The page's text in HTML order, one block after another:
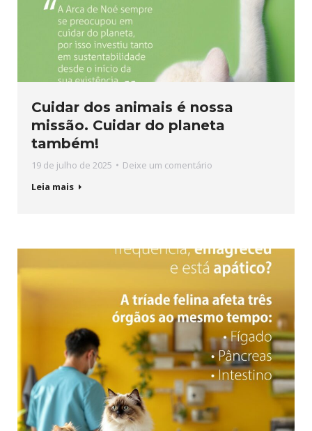
Cuidar dos animais é nossa
missão. Cuidar do planeta
também!
19 de julho de 2025
Deixe um comentário
Leia mais